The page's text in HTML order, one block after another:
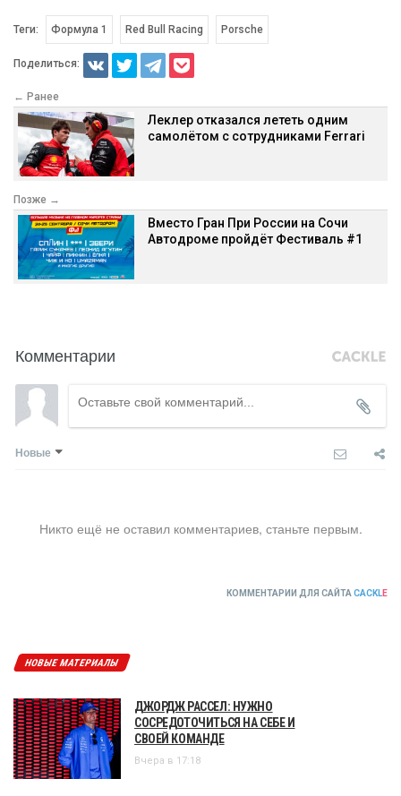
Теги: Формула 1 Red Bull Racing Porsche
Поделиться:
← Ранее
Леклер отказался лететь одним
самолётом с сотрудниками Ferrari
Позже →
Вместо Гран При России на Сочи
Автодроме пройдёт Фестиваль #1
Комментарии
Новые
Никто ещё не оставил комментариев, станьте первым.
КОММЕНТАРИИ ДЛЯ САЙТА CACKLE
НОВЫЕ МАТЕРИАЛЫ
ДЖОРДЖ РАССЕЛ: НУЖНО
СОСРЕДОТОЧИТЬСЯ НА СЕБЕ И
СВОЕЙ КОМАНДЕ
Вчера в 17:18